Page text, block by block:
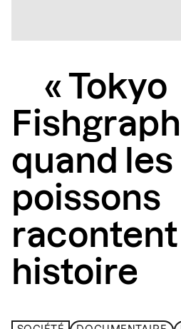
« Tokyo
quand les
poissons
racontent
histoire